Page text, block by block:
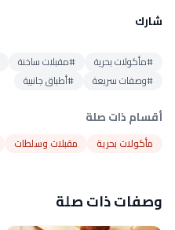
شارك
#مأكولات بحرية #مقبلات ساخنة
#وصفات سريعة
#أطباق جانبية
أقسام ذات صلة
مأكولات بحرية مقبلات وسلطات
وصفات ذات صلة